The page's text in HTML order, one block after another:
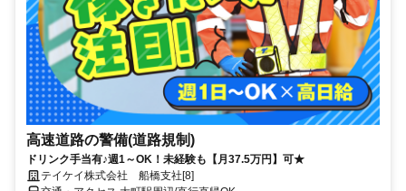
高速道路の警備(道路規制)
ドリンク手当有♪週1～OK！未経験も【月37.5万円】可★
テイケイ株式会社 船橋支社[8]